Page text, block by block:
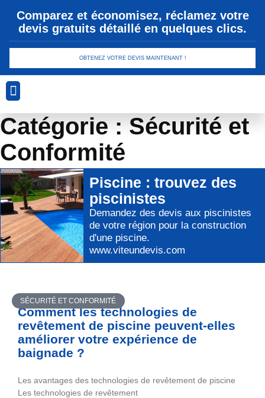
Comparez et économisez, réclamez votre
devis gratuits détaillé en quelques clics.
OBTENEZ VOTRE DEVIS MAINTENANT !
Catégorie : Sécurité et
Conformité
Piscine : trouvez des
piscinistes
Demandez des devis aux piscinistes
de votre région pour la construction
d'une piscine.
www.viteundevis.com
SÉCURITÉ ET CONFORMITÉ
Comment les technologies de
revêtement de piscine peuvent-elles
améliorer votre expérience de
baignade ?
Les avantages des technologies de revêtement de piscine
Les technologies de revêtement